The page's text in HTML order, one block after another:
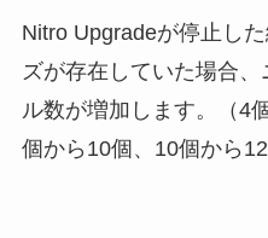
Nitro Upgradeが停止し
ズが存在していた場合
ル数が増加します。（4
個から10個、10個から12